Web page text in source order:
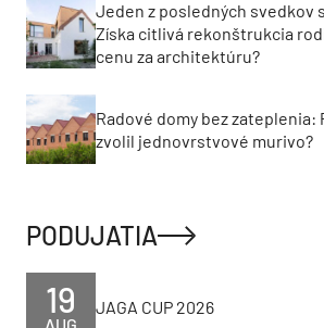
Jeden z posledných svedkov
Získa citlivá rekonštrukcia
cenu za architektúru?
Radové domy bez
zvolil jednovrstvové murivo?
PODUJATIA
19 JAGA CUP 2026